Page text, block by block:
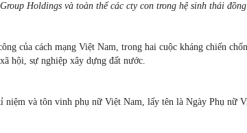
Holdings và toàn thể các cty con trong hệ sinh thái
của cách mạng Việt Nam, trong hai cuộc kháng chiến
hội, sự nghiệp xây dựng đất nước.
niệm và tôn vinh phụ nữ Việt Nam, lấy tên là Ngày Phụ nữ